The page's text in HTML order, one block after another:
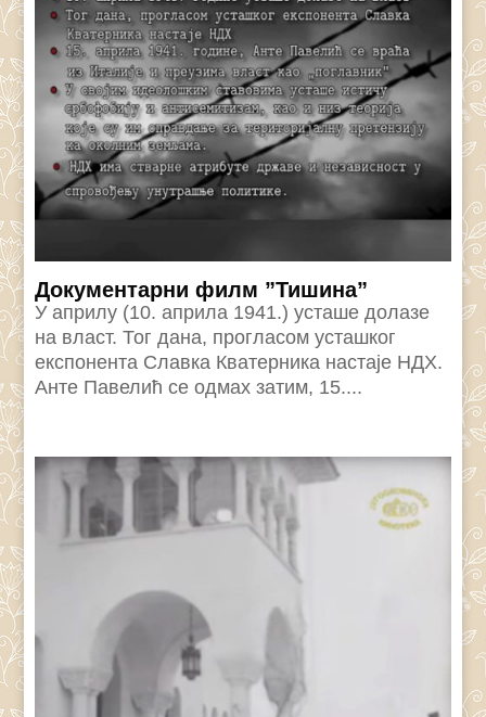
Документарни филм ”Тишина”
У априлу (10. априла 1941.) усташе долазе
на власт. Тог дана, прогласом усташког
експонента Славка Кватерника настаје НДХ.
Анте Павелић се одмах затим, 15....